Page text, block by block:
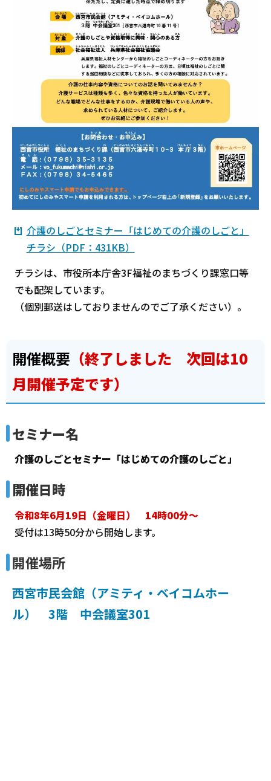
介護のしごとセミナー「はじめての介護のしごと」
チラシ（PDF：431KB）
チラシは、市役所本庁舎3F福祉のまちづくり課窓口等
でも配架しています。
（個別郵送はしておりませんのでご了承ください）。
開催概要 （終了しました 次回は10
月開催予定です）
セミナー名
介護のしごとセミナー「はじめての介護のしごと」
開催日時
令和8年6月19日（金曜日） 14時00分～
受付は13時50分から開始します。
開催場所
西宮市民会館（アミティ・ベイコムホー
ル） 3階 中会議室301